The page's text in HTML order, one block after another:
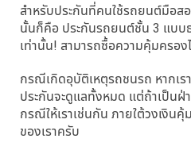
สำหรับประกันที่คนใช้รถยนต์มือส
นั้นก็คือ ประกันรถยนต์ชั้น 3 แบบ
เท่านั้น! สามารถซื้อความคุ้มครอ
กรณีเกิดอุบัติเหตุรถชนรถ หากเร
ประกันจะดูแลทั้งหมด แต่ถ้าเป็น
กรณีให้เราเช่นกัน ภายใต้วงเงิน
ของเราครับ